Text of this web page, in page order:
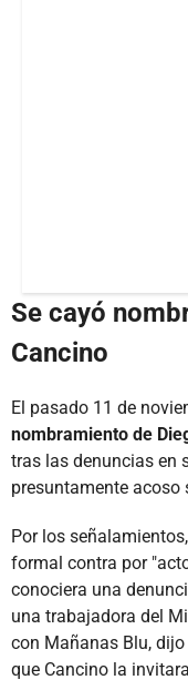
Se cayó
Cancino
El pasado 11 de
nombramiento de
tras las denuncias en
presuntamente acoso
Por los
formal contra por
conociera una
una trabajadora del
con Mañanas Blu,
que Cancino la